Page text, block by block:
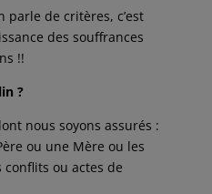
parle de critères, c’est
des souffrances
!!
?
nous soyons assurés :
ou une Mère ou les
ou actes de